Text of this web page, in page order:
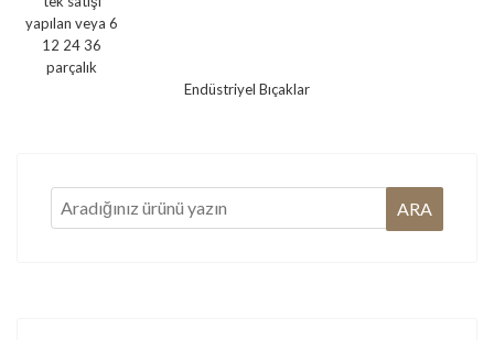
Endüstriyel Bıçaklar